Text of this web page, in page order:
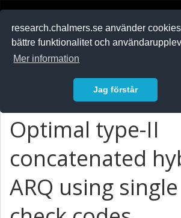
research.chalmers.se använder
bättre funktionalitet och
Mer information
Jag förstår
Optimal type-II
concatenated
ARQ using